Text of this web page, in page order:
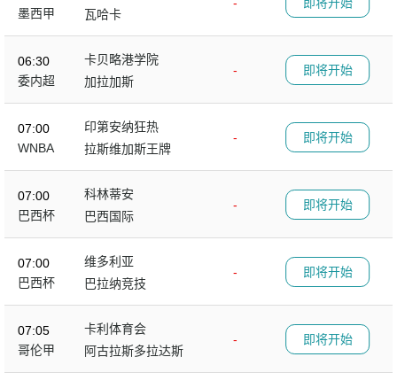
墨西甲
瓦哈卡
06:30
委内超
卡贝略港学院
-
加拉加斯
即将开始
07:00
WNBA
印第安纳狂热
-
拉斯维加斯王牌
即将开始
07:00
巴西杯
科林蒂安
-
巴西国际
即将开始
07:00
巴西杯
维多利亚
-
巴拉纳竞技
即将开始
07:05
哥伦甲
卡利体育会
-
阿古拉斯多拉达斯
即将开始